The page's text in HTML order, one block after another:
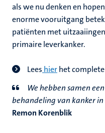
als we nu denken en
enorme vooruitgang
patiënten met
primaire leverkanker.
Lees hierhet
We hebben samen
behandeling van kanker
Remon Korenblik